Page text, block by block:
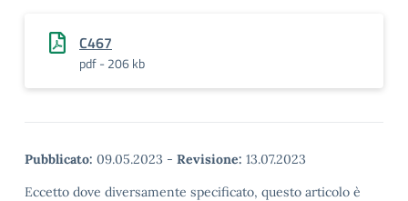
C467
pdf - 206 kb
Pubblicato: 09.05.2023 - Revisione: 13.07.2023
Eccetto dove diversamente specificato, questo articolo è